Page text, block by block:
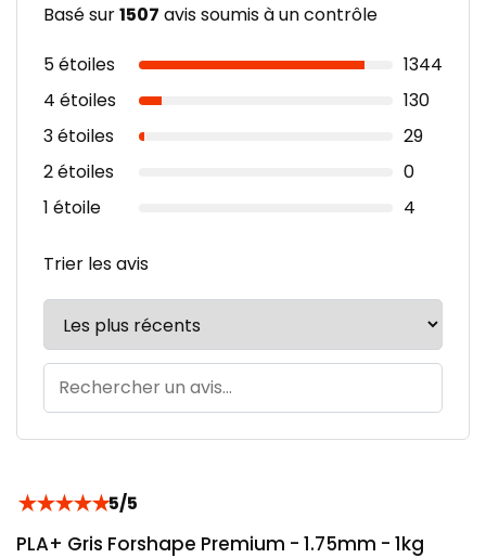
Basé sur1507 avis soumis à un contrôle
5 étoiles
1344
4 étoiles
130
3 étoiles
29
2 étoiles
0
1 étoile
4
Trier les avis
★★★★★5/5
PLA+ Gris Forshape Premium - 1.75mm - 1kg